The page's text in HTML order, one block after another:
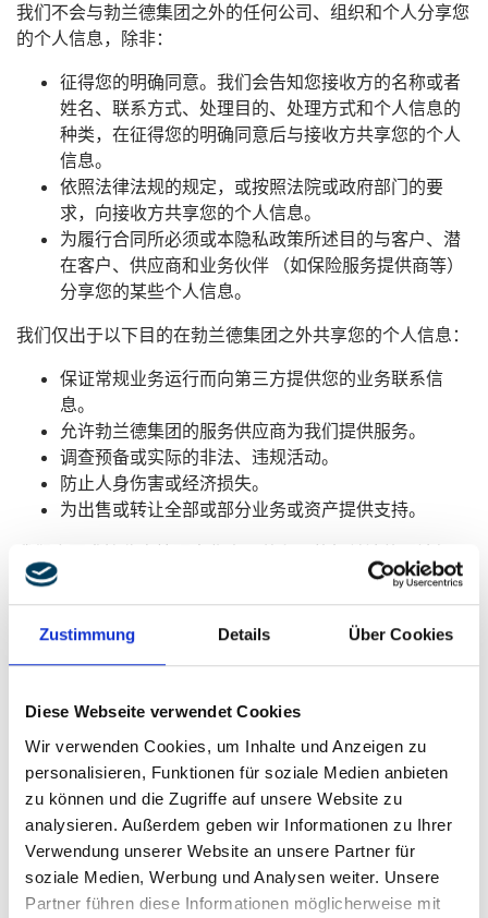
Zustimmung Details Über Cookies
Diese Webseite verwendet Cookies
Wir verwenden Cookies, um Inhalte und Anzeigen zu
personalisieren, Funktionen für soziale Medien anbieten
zu können und die Zugriffe auf unsere Website zu
analysieren. Außerdem geben wir Informationen zu Ihrer
Verwendung unserer Website an unsere Partner für
soziale Medien, Werbung und Analysen weiter. Unsere
Partner führen diese Informationen möglicherweise mit
我们不会与勃兰德集团之外的任何公司、组织和个人分享您
的个人信息，除非：
征得您的明确同意。我们会告知您接收方的名称或者
姓名、联系方式、处理目的、处理方式和个人信息的
种类，在征得您的明确同意后与接收方共享您的个人
信息。
依照法律法规的规定，或按照法院或政府部门的要
求，向接收方共享您的个人信息。
为履行合同所必须或本隐私政策所述目的与客户、潜
在客户、供应商和业务伙伴 （如保险服务提供商等）
分享您的某些个人信息。
我们仅出于以下目的在勃兰德集团之外共享您的个人信息：
保证常规业务运行而向第三方提供您的业务联系信
息。
允许勃兰德集团的服务供应商为我们提供服务。
调查预备或实际的非法、违规活动。
防止人身伤害或经济损失。
为出售或转让全部或部分业务或资产提供支持。
及本隐私政策的要求采取适应的安全措施来处理个人信息。
转让
我们不会将您的个人信息转让给任何第三方公司、组织和个
征得您的明确同意。我们会告知您接收方的名称或者
姓名和联系方式，在征得您的明确同意后向接收方转
让您的个人信息。
如因合并、分立、解散、破产清算等原因涉及个人信
息转让，我们会告知您接收方的名称或者联系方式。
我们会要求接收方继续履行本隐私政策。否则，我们
将要求接收方重新征得您的同意。